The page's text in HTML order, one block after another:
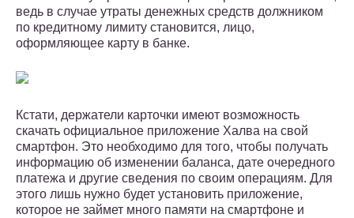
ведь в случае утраты денежных средств должником
по кредитному лимиту становится, лицо,
оформляющее карту в банке.
Кстати, держатели карточки имеют возможность
скачать официальное приложение Халва на свой
смартфон. Это необходимо для того, чтобы получать
информацию об изменении баланса, дате очередного
платежа и другие сведения по своим операциям. Для
этого лишь нужно будет установить приложение,
которое не займет много памяти на смартфоне и